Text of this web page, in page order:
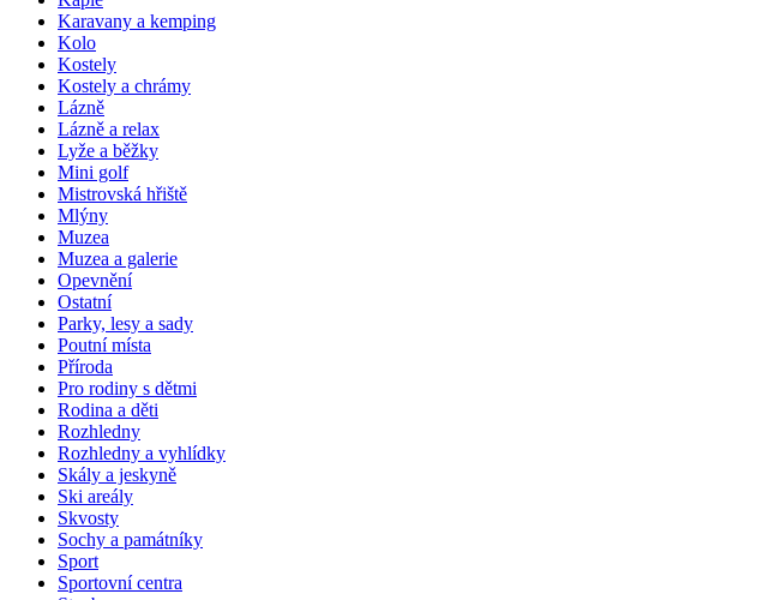
Karavany a kemping
Kolo
Kostely
Kostely a chrámy
Lázně
Lázně a relax
Lyže a běžky
Mini golf
Mistrovská hřiště
Mlýny
Muzea
Muzea a galerie
Opevnění
Ostatní
Parky, lesy a sady
Poutní místa
Příroda
Pro rodiny s dětmi
Rodina a děti
Rozhledny
Rozhledny a vyhlídky
Skály a jeskyně
Ski areály
Skvosty
Sochy a památníky
Sport
Sportovní centra